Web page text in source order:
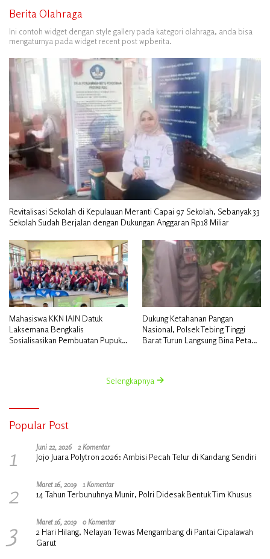
Berita Olahraga
Ini contoh widget dengan style gallery pada kategori olahraga, anda bisa
mengaturnya pada widget recent post wpberita.
Revitalisasi Sekolah di Kepulauan Meranti Capai 97 Sekolah, Sebanyak 33
Sekolah Sudah Berjalan dengan Dukungan Anggaran Rp18 Miliar
Mahasiswa KKN IAIN Datuk
Laksemana Bengkalis
Sosialisasikan Pembuatan Pupuk
Dukung Ketahanan Pangan
Nasional, Polsek Tebing Tinggi
Barat Turun Langsung Bina Petani
Selengkapnya
Popular Post
1 Juni 22, 2026 2 Komentar
Jojo Juara Polytron 2026: Ambisi Pecah Telur di Kandang Sendiri
2 Maret 16, 2019 1 Komentar
14 Tahun Terbunuhnya Munir, Polri Didesak Bentuk Tim Khusus
3 Maret 16, 2019 0 Komentar
2 Hari Hilang, Nelayan Tewas Mengambang di Pantai Cipalawah
Garut